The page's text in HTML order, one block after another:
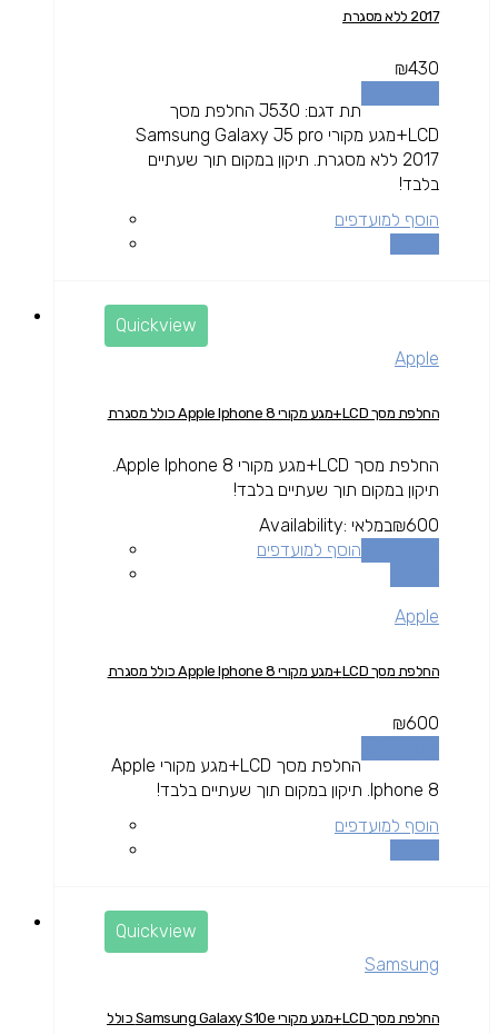
2017 ללא מסגרת
₪430
תת דגם: J530 החלפת מסך
LCD+מגע מקורי Samsung Galaxy J5 pro
2017 ללא מסגרת. תיקון במקום תוך שעתיים
בלבד!
הוסף למועדפים
Quickview
Apple
החלפת מסך LCD+מגע מקורי Apple Iphone 8 כולל מסגרת
תיקון במקום תוך שעתיים בלבד!
₪600
Availability: במלאי
הוסף למועדפים
Apple
החלפת מסך LCD+מגע מקורי Apple Iphone 8 כולל מסגרת
₪600
החלפת מסך LCD+מגע מקורי Apple
Iphone 8. תיקון במקום תוך שעתיים בלבד!
הוסף למועדפים
Quickview
Samsung
החלפת מסך LCD+מגע מקורי Samsung Galaxy S10e כולל